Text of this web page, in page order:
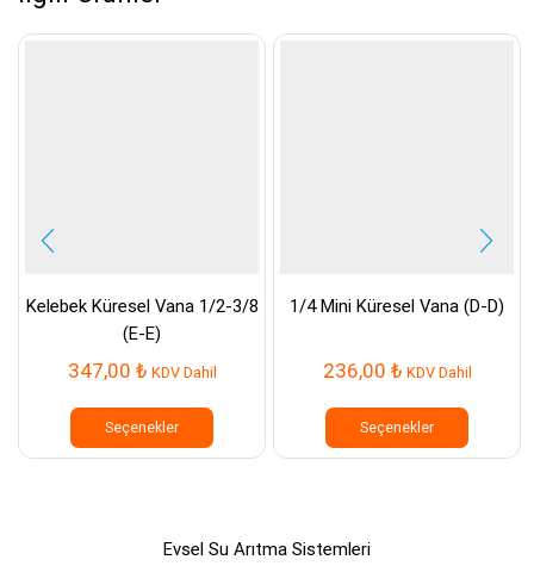
Kelebek Küresel Vana 1/2-3/8
(E-E)
347,00 ₺ KDV Dahil
Seçenekler
fazla
ürün
1/4 Mini Küresel Vana (D-D)
236,00 ₺ KDV Dahil
Seçenekler
fazla
Evsel Su Arıtma Sistemleri